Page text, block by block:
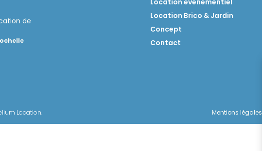
de
Location Brico & Jardin
Concept
Contact
Location. Mentions légales